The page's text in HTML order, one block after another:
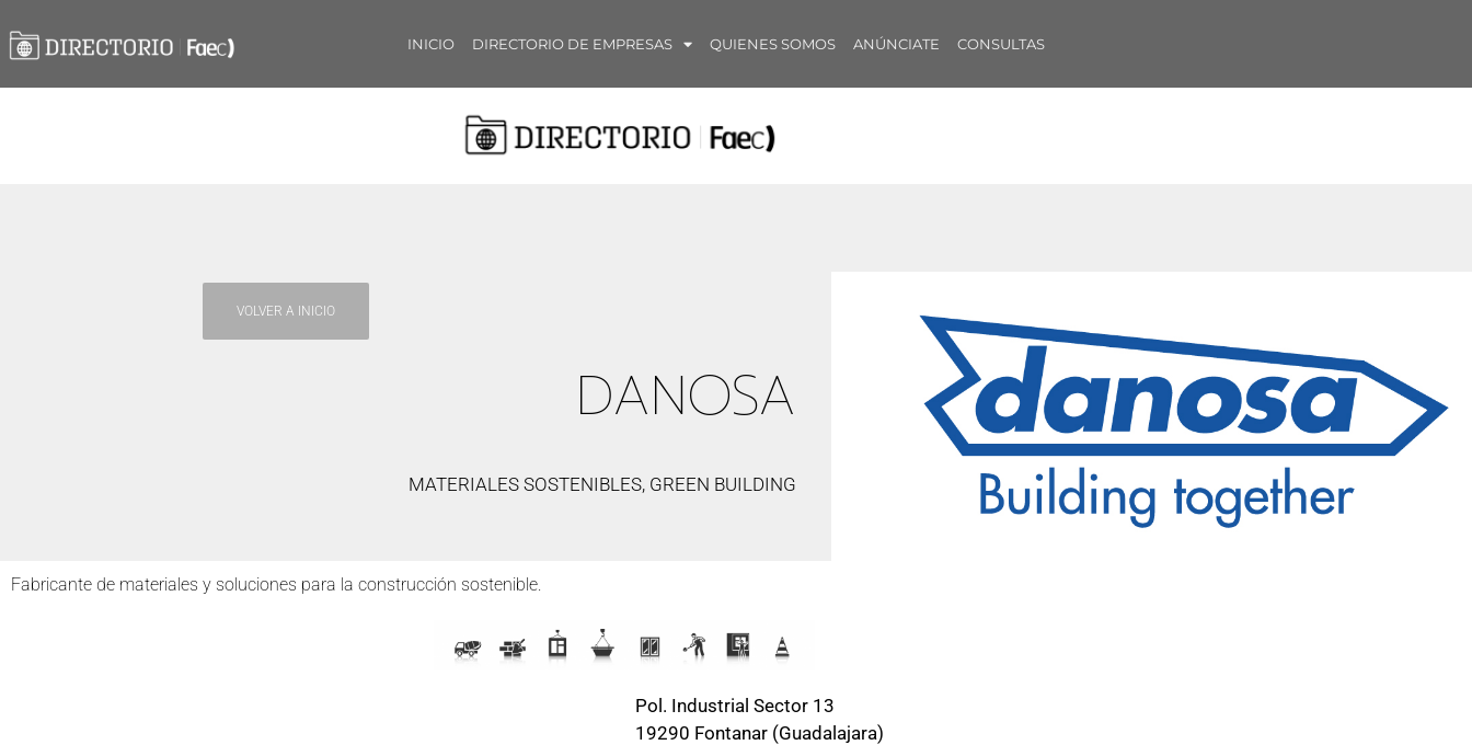
INICIO DIRECTORIO DE EMPRESAS QUIENES SOMOS ANÚNCIATE CONSULTAS
VOLVER A INICIO
DANOSA
MATERIALES SOSTENIBLES, GREEN BUILDING
Fabricante de materiales y soluciones para la construcción sostenible.
Pol. Industrial Sector 13
19290 Fontanar (Guadalajara)